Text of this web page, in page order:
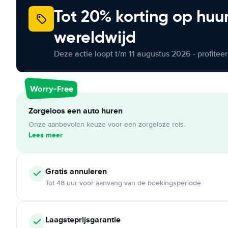
Tot 20% korting op
wereldwijd
Deze actie loopt t/m 11 augustus 2026 -
Worry-Free
Zorgeloos een auto huren
Onze aanbevolen keuze voor een zorgeloze reis.
Lees meer
Gratis annuleren
Tot 48 uur voor aanvang van de boekingsperiode
Laagsteprijsgarantie